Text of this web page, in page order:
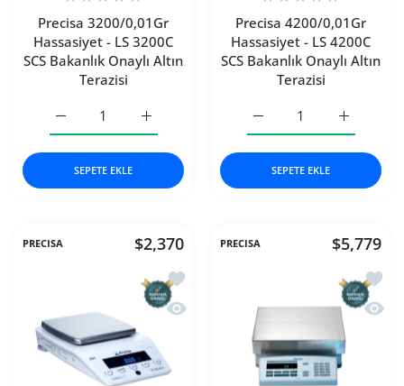
Precisa 3200/0,01Gr
Hassasiyet - LS 3200C
SCS Bakanlık Onaylı Altın
Terazisi
Precisa 3200/0,01Gr Hassasiyet - LS
Precisa 3200/0,01Gr Hassasiyet - LS 3200C SCS
SEPETE EKLE
Precisa 4200/0,01Gr
Hassasiyet - LS 4200C
SCS Bakanlık Onaylı Altın
Terazisi
Precisa
Precisa 4200/0,01Gr
SEPETE EKLE
PRECISA $2,370
İstek listesine ekle Precisa 6200/
Hızlı Görünüm Precisa 6200/0,01Gr
PRECISA $5,779
İstek
Hızlı